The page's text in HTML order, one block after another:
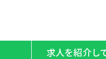
求人を紹介し